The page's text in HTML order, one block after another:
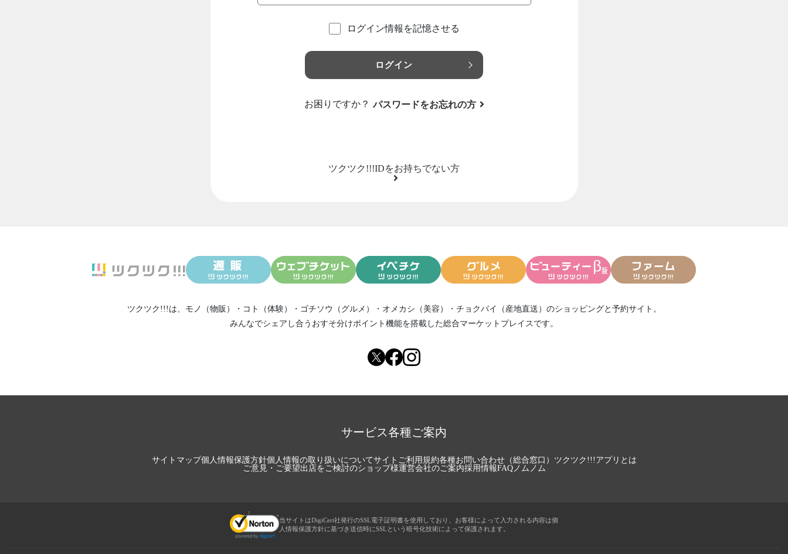
ログイン情報を記憶させる
ログイン
お困りですか？ パスワードをお忘れの方
ツクツク!!!IDをお持ちでない方
ツクツク!!!は、 モノ（物販） ・ コト（体験） ・ ゴチソウ（グルメ） ・ オメカシ（美容） ・ チョクバイ（産地直送） のショッピングと予約サイト。
みんなでシェアし合う おすそ分けポイント機能を搭載した総合マーケットプレイスです。
サービス各種ご案内
サイトマップ個人情報保護方針個人情報の取り扱いについてサイトご利用規約各種お問い合わせ（総合窓口） ツクツク!!!アプリとは
ご意見・ご要望出店をご検討のショップ様運営会社のご案内採用情報FAQノムノム
当サイトはDigiCert社発行のSSL電子証明書を使用しており、お客様によって入力される内容は個
人情報保護方針に基づき送信時にSSLという暗号化技術によって保護されます。